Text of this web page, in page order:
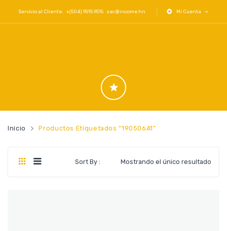
Servicio al Cliente: +(504) 9515 9515 sac@income.hn Mi Cuenta
Inicio Productos Etiquetados “190506A1”
Mostrando el único resultado
Sort By :